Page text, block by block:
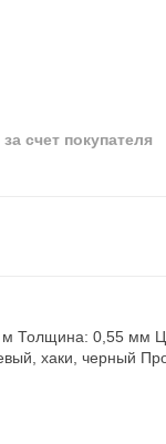
за счет покупателя
м Толщина: 0,55 мм
хаки, черный